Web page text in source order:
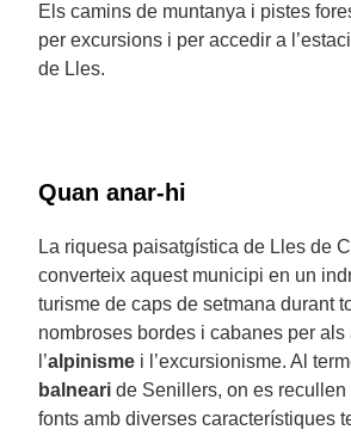
Els camins de muntanya i pistes
per excursions i per accedir a
de Lles.
Quan anar-hi
La riquesa paisatgística de Lles de
converteix aquest municipi en un
turisme de caps de setmana durant
nombroses bordes i cabanes per als
l’alpinisme i l’excursionisme. Al
balneari de Senillers, on es
fonts amb diverses característiques